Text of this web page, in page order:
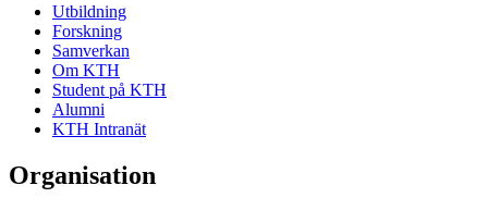
Utbildning
Forskning
Samverkan
Om KTH
Student på KTH
Alumni
KTH Intranät
Organisation